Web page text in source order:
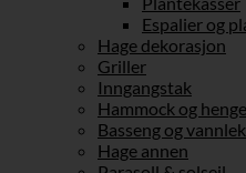
Espalier og
Hage dekorasjon
Griller
Inngangstak
Hammock og
Basseng og vannlek
Hage annen